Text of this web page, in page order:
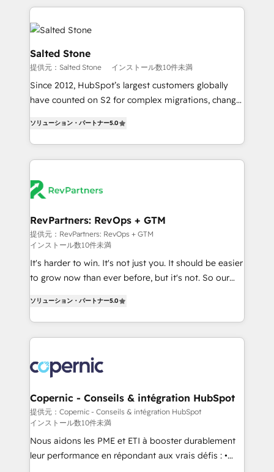
the Year 2024/25 INSIDEA helps growing companies
turn HubSpot into a revenue engine. We onboard
your team, migrate your data, and build AI-powered
workflows that drive adoption from week one, in
your time zone. What we do ➤ Onboarding: Live in
weeks, with workflows built around your business,
not a template. ➤ Migration: Move from any legacy
CRM. Zero downtime, full data integrity. ➤
Implementation: Configure HubSpot to run your
revenue process. Sales, marketing, and service wired
Ongoing Management: Monthly tune-ups, feature
rollouts, adoption coaching. Buying HubSpot,
built for the work.
Salted Stone
提供元：Salted Stone インストール数10件未満
Since 2012, HubSpot’s largest customers globally
have counted on S2 for complex migrations, change
solutions that deliver measurable impact and
transform brand experiences As one of the few full-
service creative agencies in the HubSpot
winning design to build scalable, globally
marketing campaigns, & RevOps frameworks that
fuel long-term success We connect the entire
customer lifecycle through seamless integrations,
ensure long-term adoption with change-
management programs, and align marketing, sales,
HubSpot accreditations and experience across
hundreds of organizations in dozens of industries,
there’s a good chance one of our globally integrated
explore whether S2 is the partner you’ve been
looking for...and get your next big initiative moving!
ソリューション・パートナー5.0
RevPartners: RevOps + GTM
提供元：RevPartners: RevOps + GTM
インストール数10件未満
It's harder to win. It's not just you. It should be easier
to grow now than ever before, but it's not. So our
revenue number. We do that by bridging the gap
where agencies fail: combining GTM strategy with
technical execution to solve the right problem at the
implement your CRM. We engineer revenue
outcomes for the GTM owner on HubSpot. We Build
Different Because We're Built Different: - Secure:
Soc2 compliant 🛡️ - Onboarding: Implementations
starting from $1,5k - Clay: Elite Studio Solutions
Partner 🤝 - Global: 75+ RPers across five continents
🌐 - Scale: Largest organically grown & fastest tiering
ソリューション・パートナー5.0
Copernic - Conseils & intégration HubSpot
提供元：Copernic - Conseils & intégration HubSpot
インストール数10件未満
Nous aidons les PME et ETI à booster durablement
leur performance en répondant aux vrais défis : •